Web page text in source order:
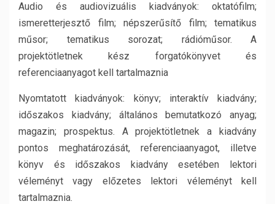
Audio és audiovizuális kiadványok: oktatófilm;
ismeretterjesztő film; népszerűsítő film; tematikus
műsor; tematikus sorozat; rádióműsor. A
projektötletnek kész forgatókönyvet és
referenciaanyagot kell tartalmaznia
Nyomtatott kiadványok: könyv; interaktív kiadvány;
időszakos kiadvány; általános bemutatkozó anyag;
magazin; prospektus. A projektötletnek a kiadvány
pontos meghatározását, referenciaanyagot, illetve
könyv és időszakos kiadvány esetében lektori
véleményt vagy előzetes lektori véleményt kell
tartalmaznia.